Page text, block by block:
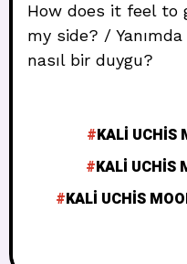
How does it feel to
my side? /
nasıl bir duygu?
KALI UCHIS
KALI UCHIS
KALI UCHIS